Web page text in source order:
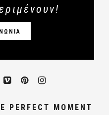
PERFECT MOMENT